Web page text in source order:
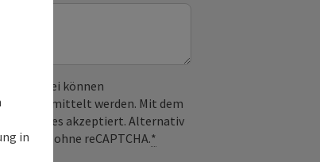
Dabei können
übermittelt werden. Mit dem
Cookies akzeptiert. Alternativ
– ganz ohne reCAPTCHA.*
in